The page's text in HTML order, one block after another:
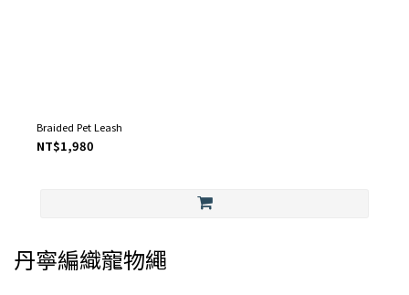
Braided Pet Leash
NT$1,980
丹寧編織寵物繩